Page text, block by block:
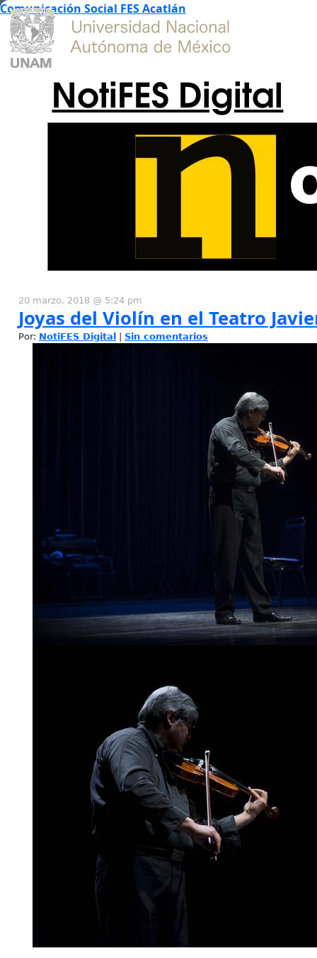
Comunicación Social FES Acatlán
NotiFES Digital
20 marzo, 2018 @ 5:24 pm
Joyas del Violín en el Teatro
Por: NotiFES Digital Sin comentarios